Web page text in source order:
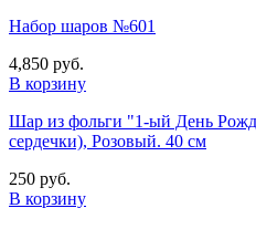
Набор шаров №601
4,850 руб.
В корзину
Шар из фольги "1-ый День
сердечки), Розовый. 40 см
250 руб.
В корзину